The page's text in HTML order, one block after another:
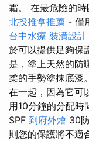
霜。 在最危險的
北投推拿推薦 - 僅
台中水療 裝潢設計
於可以提供足夠保
是，塗上天然的防
柔的手勢塗抹底漆
在一起，因為它可
用10分鐘的分配時
SPF 到府外燴 30
則您的保護將不適